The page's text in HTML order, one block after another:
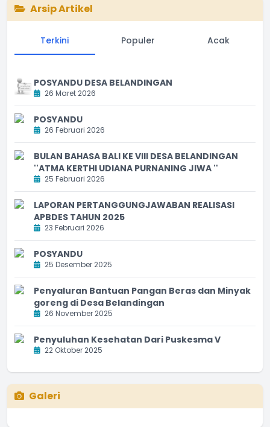
Arsip Artikel
Terkini Populer Acak
POSYANDU DESA BELANDINGAN
26 Maret 2026
POSYANDU
26 Februari 2026
BULAN BAHASA BALI KE VIII DESA BELANDINGAN
''ATMA KERTHI UDIANA PURNANING JIWA ''
25 Februari 2026
LAPORAN PERTANGGUNGJAWABAN REALISASI
APBDES TAHUN 2025
23 Februari 2026
POSYANDU
25 Desember 2025
Penyaluran Bantuan Pangan Beras dan Minyak
goreng di Desa Belandingan
26 November 2025
Penyuluhan Kesehatan Dari Puskesma V
22 Oktober 2025
Galeri